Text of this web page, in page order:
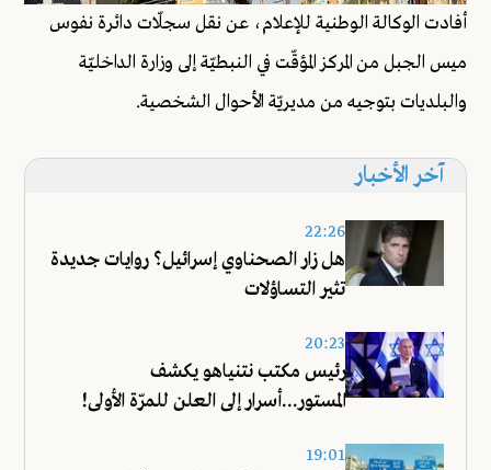
أفادت الوكالة الوطنية للإعلام، عن نقل سجلّات دائرة نفوس
ميس الجبل من المركز المؤقّت في النبطيّة إلى وزارة الداخليّة
والبلديات بتوجيه من مديريّة الأحوال الشخصية.
آخر الأخبار
22:26
هل زار الصحناوي إسرائيل؟ روايات جديدة
تثير التساؤلات
20:23
رئيس مكتب نتنياهو يكشف
المستور...أسرار إلى العلن للمرّة الأولى!
19:01